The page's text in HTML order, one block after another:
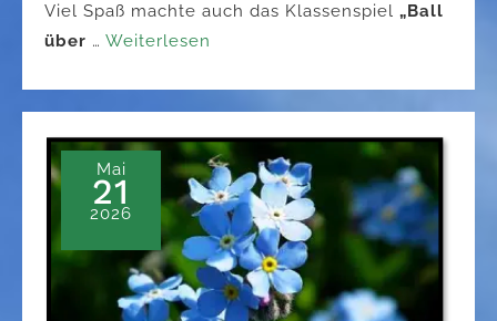
Viel Spaß machte auch das Klassenspiel „Ball
über … Weiterlesen
Mai
21
2026